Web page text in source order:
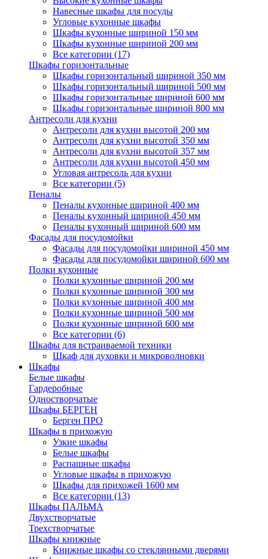
Навесные шкафы для посуды
Угловые кухонные шкафы
Шкафы кухонные шириной 150 мм
Шкафы кухонные шириной 200 мм
Все категории (17)
Шкафы горизонтальные
Шкафы горизонтальный шириной 350 мм
Шкафы горизонтальный шириной 500 мм
Шкафы горизонтальные шириной 600 мм
Шкафы горизонтальные шириной 800 мм
Антресоли для кухни
Антресоли для кухни высотой 200 мм
Антресоли для кухни высотой 350 мм
Антресоли для кухни высотой 357 мм
Антресоли для кухни высотой 450 мм
Угловая антресоль для кухни
Все категории (5)
Пеналы
Пеналы кухонные шириной 400 мм
Пеналы кухонный шириной 450 мм
Пеналы кухонный шириной 600 мм
Фасады для посудомойки
Фасады для посудомойки шириной 450 мм
Фасады для посудомойки шириной 600 мм
Полки кухонные
Полки кухонные шириной 200 мм
Полки кухонные шириной 300 мм
Полки кухонные шириной 400 мм
Полки кухонные шириной 500 мм
Полки кухонные шириной 600 мм
Все категории (6)
Шкафы для встраиваемой техники
Шкаф для духовки и микроволновки
Шкафы
Белые шкафы
Гардеробные
Одностворчатые
Шкафы БЕРГЕН
Берген ПРО
Шкафы в прихожую
Узкие шкафы
Белые шкафы
Распашные шкафы
Угловые шкафы в прихожую
Шкафы для прихожей 1600 мм
Все категории (13)
Шкафы ПАЛЬМА
Двухстворчатые
Трехстворчатые
Шкафы книжные
Книжные шкафы со стеклянными дверями